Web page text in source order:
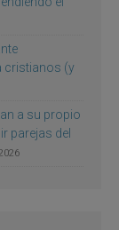
cristianos (y
a su propio
parejas del